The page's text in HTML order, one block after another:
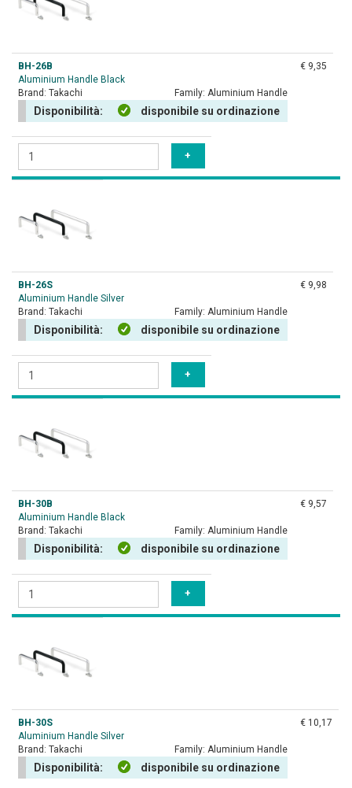
BH-26B
Aluminium Handle Black
Brand: Takachi Family: Aluminium Handle
Disponibilità: disponibile su ordinazione
€ 9,35
BH-26S
Aluminium Handle Silver
Brand: Takachi Family: Aluminium Handle
Disponibilità: disponibile su ordinazione
€ 9,98
BH-30B
Aluminium Handle Black
Brand: Takachi Family: Aluminium Handle
Disponibilità: disponibile su ordinazione
€ 9,57
BH-30S
Aluminium Handle Silver
Brand: Takachi Family: Aluminium Handle
Disponibilità: disponibile su ordinazione
€ 10,17